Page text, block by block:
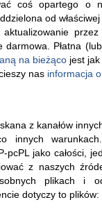
coś opartego o
od
aktualizowanie
Płatna
na bieżąco jest jak
nas informacja
z kanałów
innych
pcPL jako całości,
z naszych
plikach i
dotyczy to plików: